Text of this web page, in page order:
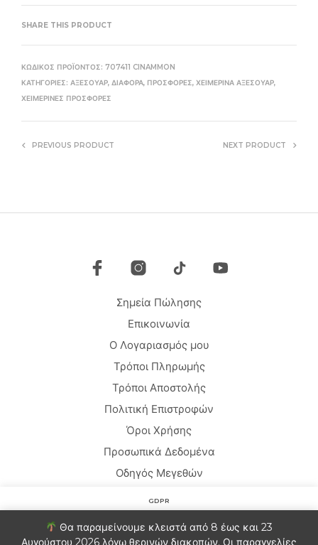
Θα παραμείνουμε κλειστά από 8 έως και 23
Αυγούστου 2026 λόγω θερινών διακοπών. Οι παραγγελίες
SHARE THIS PRODUCT
ΚΩΔΙΚΌΣ ΠΡΟΪΌΝΤΟΣ: 707411 CINAMMON
ΚΑΤΗΓΟΡΊΕΣ: ΑΞΕΣΟΥΆΡ, ΔΙΆΦΟΡΑ, ΠΡΟΣΦΟΡΈΣ, ΧΕΙΜΕΡΙΝΆ ΑΞΕΣΟΥΆΡ,
ΧΕΙΜΕΡΙΝΈΣ ΠΡΟΣΦΟΡΈΣ
PREVIOUS PRODUCT NEXT PRODUCT
Σημεία Πώλησης
Επικοινωνία
Ο Λογαριασμός μου
Τρόποι Πληρωμής
Τρόποι Αποστολής
Πολιτική Επιστροφών
Όροι Χρήσης
Προσωπικά Δεδομένα
Οδηγός Μεγεθών
Copyright © 2020 HARMONY HOMEWEAR
GDPR
Στον ιστότοπο χρησιμοποιούμε cookies για να βελτιώσουμε
την εμπειρία σας. Θα υποθέσουμε ότι είστε εντάξει με αυτό.